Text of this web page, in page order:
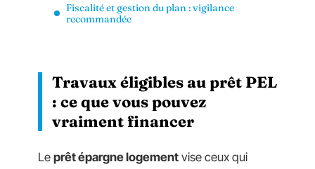
Fiscalité et gestion du plan : vigilance
recommandée
Travaux éligibles au prêt PEL
: ce que vous pouvez
vraiment financer
Le prêt épargne logement vise ceux qui